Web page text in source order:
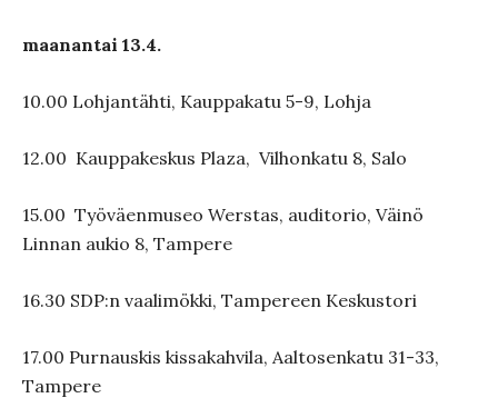
maanantai 13.4.
10.00 Lohjantähti, Kauppakatu 5-9, Lohja
12.00 Kauppakeskus Plaza, Vilhonkatu 8, Salo
15.00 Työväenmuseo Werstas, auditorio, Väinö
Linnan aukio 8, Tampere
16.30 SDP:n vaalimökki, Tampereen Keskustori
17.00 Purnauskis kissakahvila, Aaltosenkatu 31-33,
Tampere